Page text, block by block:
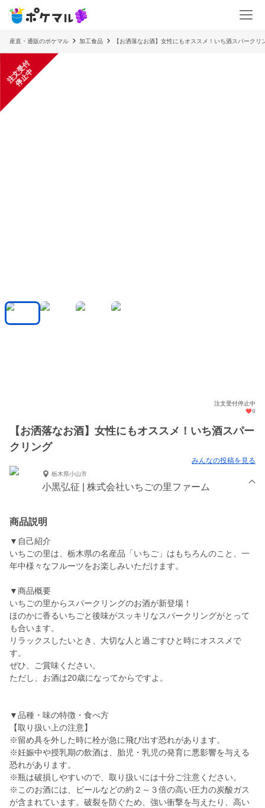
産直・通販のポケマル 加工食品 【お洒落なお酒】女性にもオススメ！いち酒スパークリ
注
文
受
付
停
止
中
注文受付停止中
9
【お洒落なお酒】女性にもオススメ！いち酒スパー
クリング
みんなの投稿を見る
栃木県小山市
小黒弘征 | 株式会社いちごの里ファーム
商品説明
▼自己紹介
いちごの里は、栃木県の名産品「いちご」はもちろんのこと、一
年中様々なフルーツをお楽しみいただけます。
▼商品概要
いちごの里からスパークリングのお酒が新登場！
ほのかに香るいちごと後味がスッキリなスパークリングがとって
も合います。
リラックスしたいとき、大切な人と過ごすひと時にオススメで
す。
ぜひ、ご賞味ください。
ただし、お酒は20歳になってからですよ。
▼品種・味の特徴・食べ方
【取り扱い上の注意】
※留め具を外した時に栓が急に飛び出す恐れがあります。
※妊娠中や授乳期の飲酒は、胎児・乳児の発育に悪影響を与える
恐れがあります。
※瓶は破損しやすいので、取り扱いには十分ご注意ください。
※このお酒には、ビールなどの約２～３倍の高い圧力の炭酸ガス
が含まれています。破裂を防ぐため、強い衝撃を与えたり、高い